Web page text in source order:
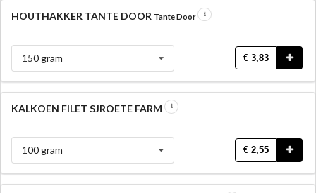
HOUTHAKKER TANTE DOOR Tante Door
150 gram € 3,83
KALKOEN FILET SJROETE FARM
100 gram € 2,55